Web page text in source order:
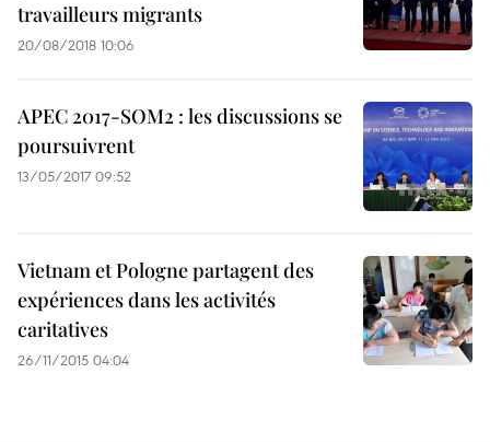
travailleurs migrants
20/08/2018 10:06
APEC 2017-SOM2 : les discussions se
poursuivrent
13/05/2017 09:52
Vietnam et Pologne partagent des
expériences dans les activités
caritatives
26/11/2015 04:04